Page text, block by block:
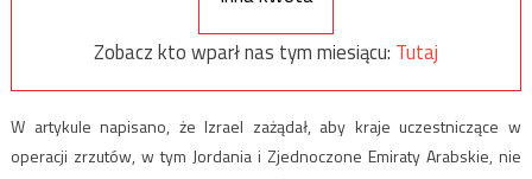
Zobacz kto wparł nas tym miesiącu: Tutaj
W artykule napisano, że Izrael zażądał, aby kraje uczestniczące w
operacji zrzutów, w tym Jordania i Zjednoczone Emiraty Arabskie, nie